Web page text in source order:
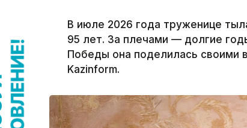
В июле 2026 года труженице
95 лет. За плечами — долгие
Победы она поделилась своими
Kazinform.